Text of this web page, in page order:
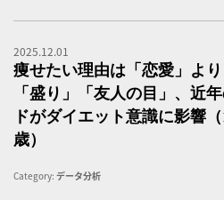
2025.12.01
痩せたい理由は「恋愛」より
「盛り」「友人の目」、近
ドがダイエット意識に影響
歳）
Category: データ分析